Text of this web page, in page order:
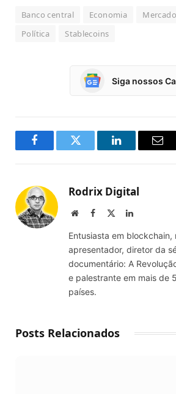
Banco central Economia
Política
Stablecoins
Siga nossos
FacebookTwitter LinkedIn
Rodrix Digital
WebsiteFacebook LinkedIn
Entusiasta em blockchain,
apresentador, diretor da
documentário: A
e palestrante em mais de
países.
Posts Relacionados